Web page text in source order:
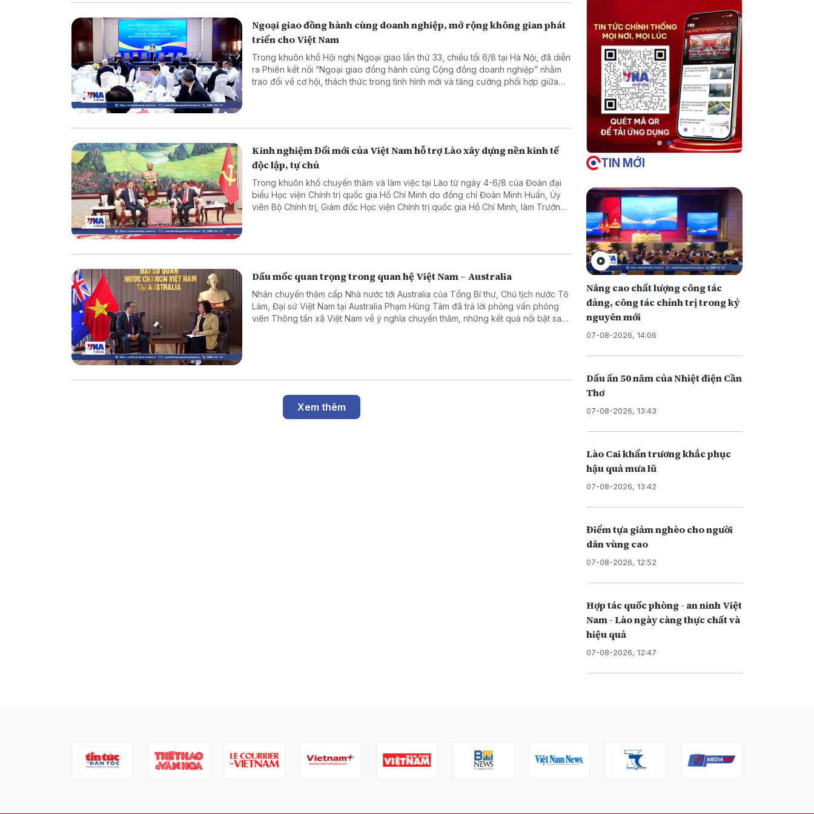
Quốc hội thảo luận tại tổ.
Ngoại giao đồng hành cùng doanh nghiệp, mở rộng không gian phát
triển cho Việt Nam
Trong khuôn khổ Hội nghị Ngoại giao lần thứ 33, chiều tối 6/8 tại Hà Nội, đã diễn
ra Phiên kết nối “Ngoại giao đồng hành cùng Cộng đồng doanh nghiệp” nhằm
trao đổi về cơ hội, thách thức trong tình hình mới và tăng cường phối hợp giữa
Kinh nghiệm Đổi mới của Việt Nam hỗ trợ Lào xây dựng nền kinh tế
độc lập, tự chủ
Trong khuôn khổ chuyến thăm và làm việc tại Lào từ ngày 4-6/8 của Đoàn đại
biểu Học viện Chính trị quốc gia Hồ Chí Minh do đồng chí Đoàn Minh Huấn, Ủy
viên Bộ Chính trị, Giám đốc Học viện Chính trị quốc gia Hồ Chí Minh, làm Trưởng
Dấu mốc quan trọng trong quan hệ Việt Nam – Australia
Nhân chuyến thăm cấp Nhà nước tới Australia của Tổng Bí thư, Chủ tịch nước Tô
Lâm, Đại sứ Việt Nam tại Australia Phạm Hùng Tâm đã trả lời phỏng vấn phóng
viên Thông tấn xã Việt Nam về ý nghĩa chuyến thăm, những kết quả nổi bật sau
Xem thêm
TIN MỚI
Nâng cao chất lượng công tác
đảng, công tác chính trị trong kỷ
nguyên mới
07-08-2026, 14:06
Dấu ấn 50 năm của Nhiệt điện Cần
Thơ
07-08-2026, 13:43
Lào Cai khẩn trương khắc phục
hậu quả mưa lũ
07-08-2026, 13:42
Điểm tựa giảm nghèo cho người
dân vùng cao
07-08-2026, 12:52
Hợp tác quốc phòng - an ninh Việt
Nam - Lào ngày càng thực chất và
hiệu quả
07-08-2026, 12:47